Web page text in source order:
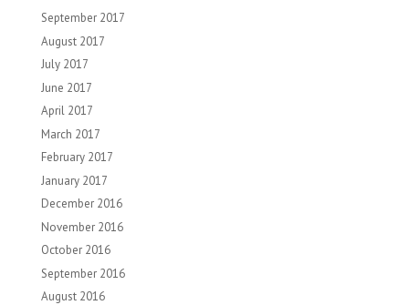
September 2017
August 2017
July 2017
June 2017
April 2017
March 2017
February 2017
January 2017
December 2016
November 2016
October 2016
September 2016
August 2016